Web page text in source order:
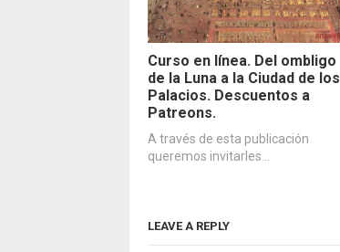
Curso en línea. Del ombligo
de la Luna a la Ciudad de los
Palacios. Descuentos a
Patreons.
A través de esta publicación
queremos invitarles…
LEAVE A REPLY